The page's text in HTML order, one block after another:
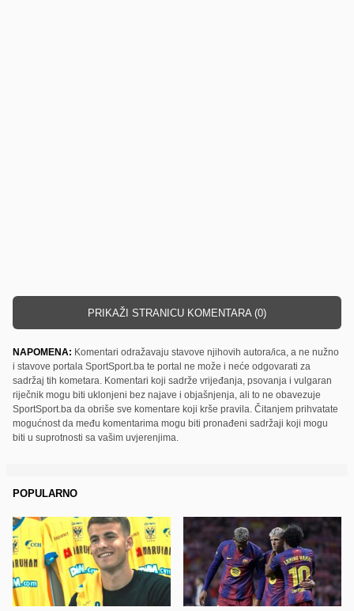
PRIKAŽI STRANICU KOMENTARA (0)
NAPOMENA: Komentari odražavaju stavove njihovih autora/ica, a ne nužno
i stavove portala SportSport.ba te portal ne može i neće odgovarati za
sadržaj tih kometara. Komentari koji sadrže vrijeđanja, psovanja i vulgaran
riječnik mogu biti uklonjeni bez najave i objašnjenja, ali to ne obavezuje
SportSport.ba da obriše sve komentare koji krše pravila. Čitanjem prihvatate
mogućnost da među komentarima mogu biti pronađeni sadržaji koji mogu
biti u suprotnosti sa vašim uvjerenjima.
POPULARNO